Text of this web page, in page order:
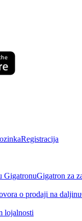
Registracija
GigatronuGigatron za
o prodaji na daljinu
lojalnosti